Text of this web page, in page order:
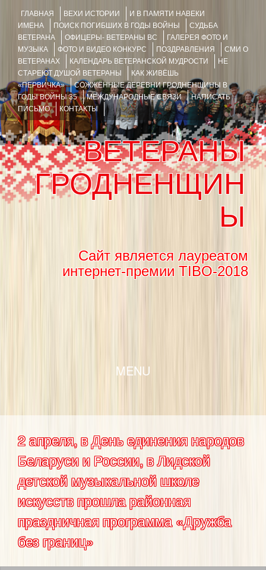
ГЛАВНАЯ ВЕХИ ИСТОРИИ
И В ПАМЯТИ НАВЕКИ
ИМЕНА
ПОИСК ПОГИБШИХ В ГОДЫ ВОЙНЫ
СУДЬБА
ВЕТЕРАНА
ОФИЦЕРЫ- ВЕТЕРАНЫ ВС
ГАЛЕРЕЯ ФОТО И
МУЗЫКА
ФОТО И ВИДЕО КОНКУРС ПОЗДРАВЛЕНИЯ
СМИ О
ВЕТЕРАНАХ
КАЛЕНДАРЬ ВЕТЕРАНСКОЙ МУДРОСТИ
НЕ
СТАРЕЮТ ДУШОЙ ВЕТЕРАНЫ
КАК ЖИВЁШЬ
«ПЕРВИЧКА»
СОЖЖЁННЫЕ ДЕРЕВНИ ГРОДНЕНЩИНЫ В
ГОДЫ ВОЙНЫ 35
МЕЖДУНАРОДНЫЕ СВЯЗИ
НАПИСАТЬ
ПИСЬМО
КОНТАКТЫ
ВЕТЕРАНЫ
ГРОДНЕНЩИН
Ы
Сайт является лауреатом
интернет-премии TIBO-2018
MENU
2 апреля, в День единения народов
Беларуси и России, в Лидской
детской музыкальной школе
искусств прошла районная
праздничная программа «Дружба
без границ»